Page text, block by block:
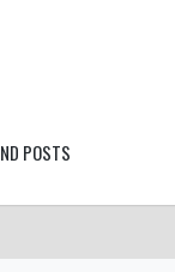
POSTS